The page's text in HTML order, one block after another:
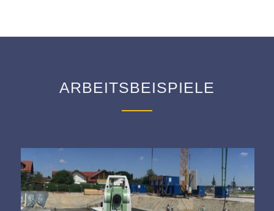
ARBEITSBEISPIELE